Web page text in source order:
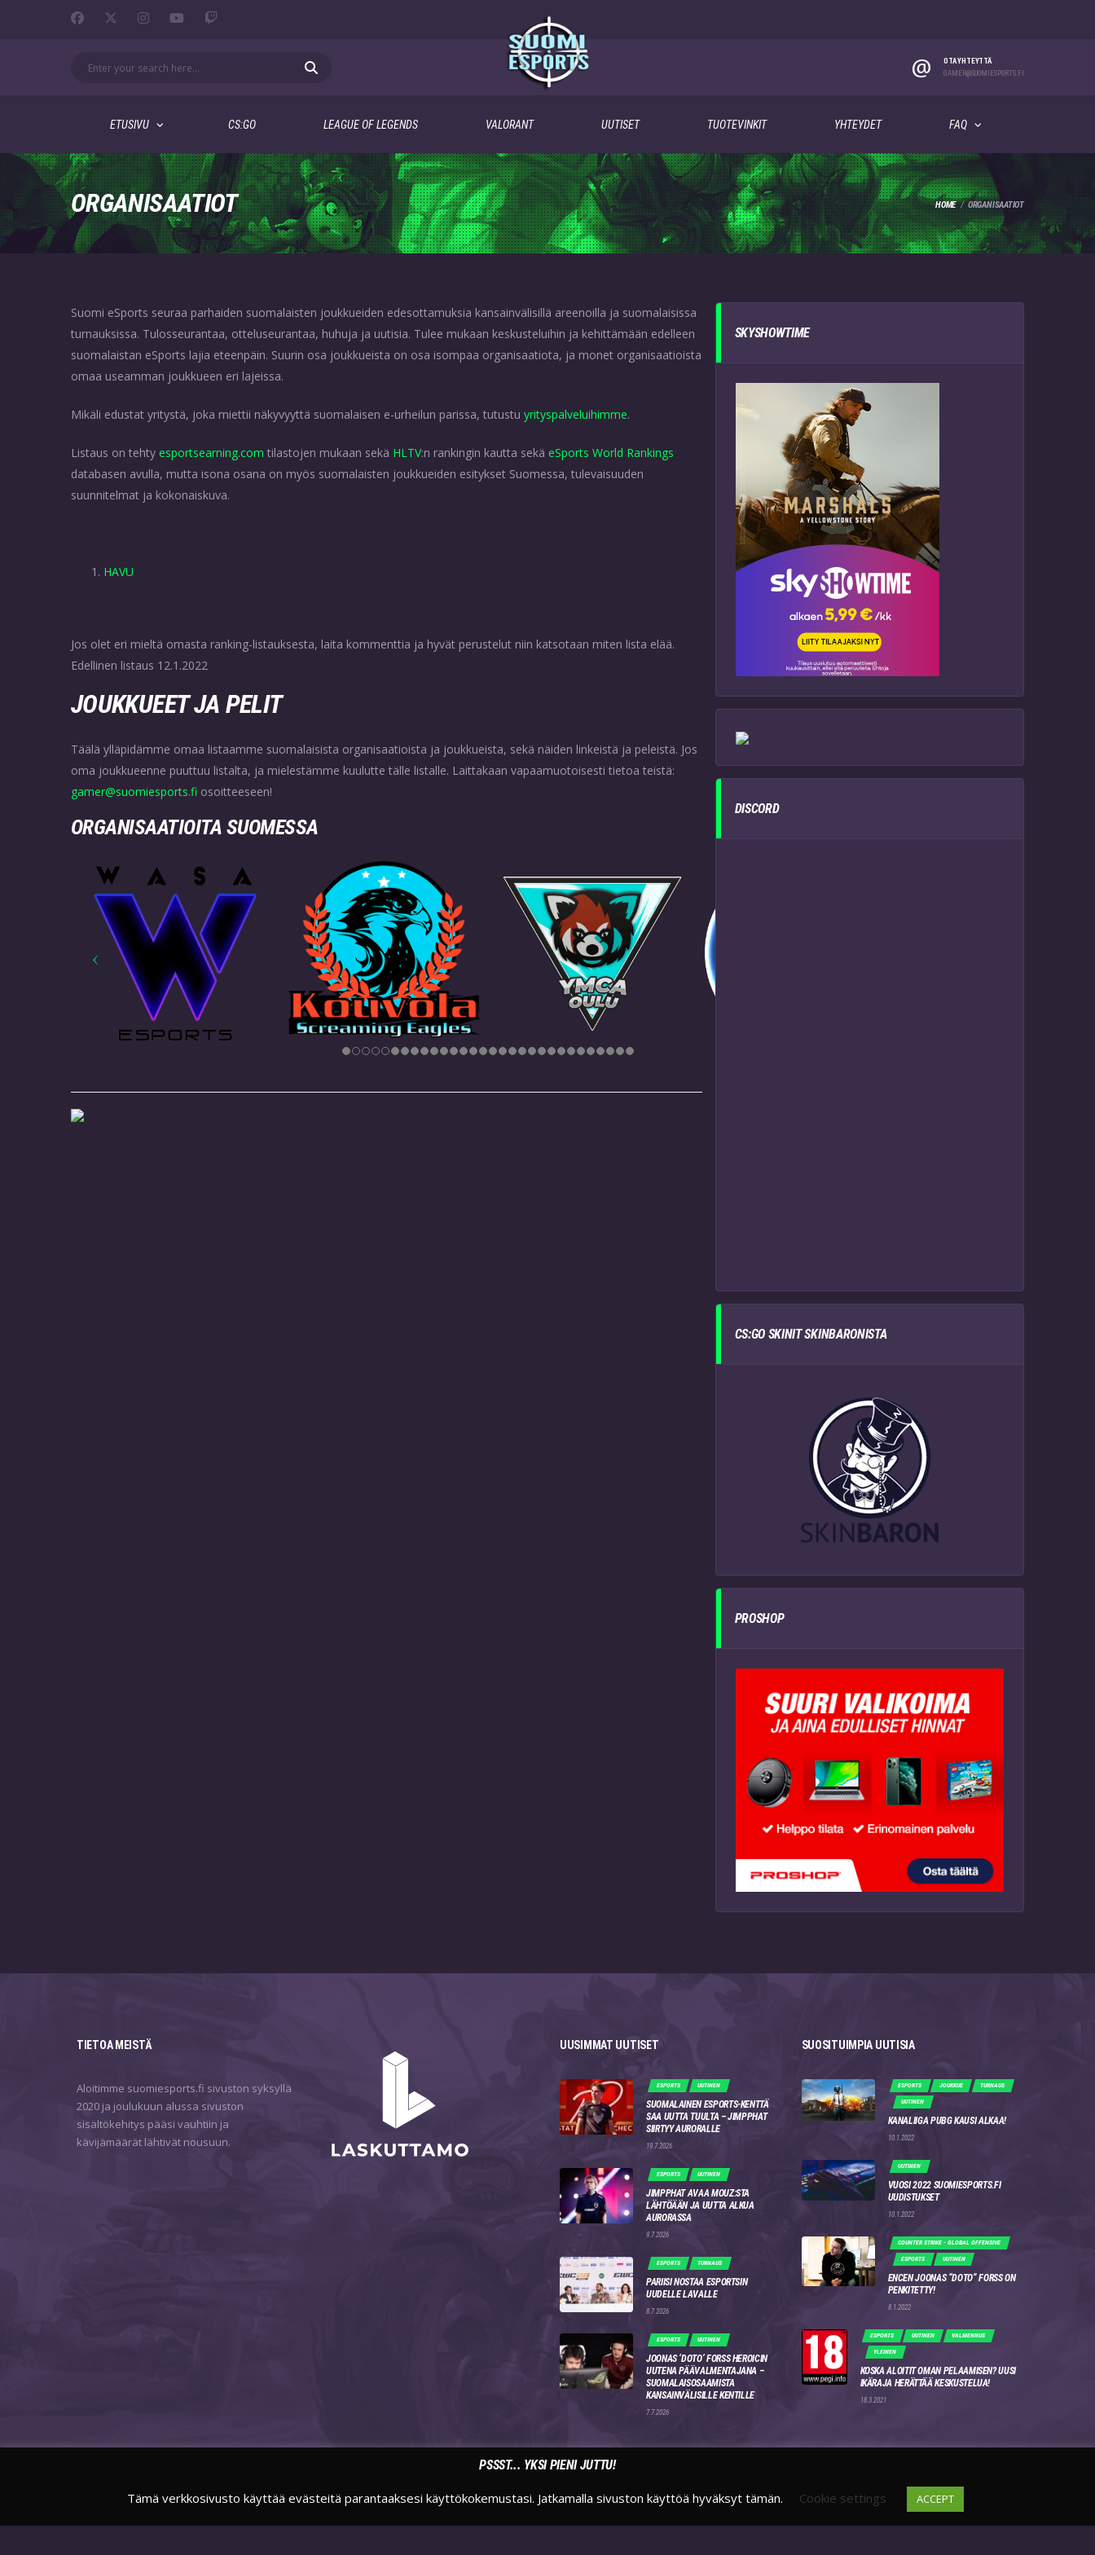
@
OTA YHTEYTTÄ
GAMER@SUOMIESPORTS.FI
ETUSIVU CS:GO LEAGUE OF LEGENDS VALORANT UUTISET TUOTEVINKIT YHTEYDET FAQ
ORGANISAATIOT HOME ORGANISAATIOT
Suomi eSports seuraa parhaiden suomalaisten joukkueiden edesottamuksia kansainvälisillä areenoilla ja suomalaisissa
turnauksissa. Tulosseurantaa, otteluseurantaa, huhuja ja uutisia. Tulee mukaan keskusteluihin ja kehittämään edelleen
suomalaistan eSports lajia eteenpäin. Suurin osa joukkueista on osa isompaa organisaatiota, ja monet organisaatioista
omaa useamman joukkueen eri lajeissa.
Mikäli edustat yritystä, joka miettii näkyvyyttä suomalaisen e-urheilun parissa, tutustu yrityspalveluihimme.
Listaus on tehty esportsearning.com tilastojen mukaan sekä HLTV:n rankingin kautta sekä eSports World Rankings
databasen avulla, mutta isona osana on myös suomalaisten joukkueiden esitykset Suomessa, tulevaisuuden
suunnitelmat ja kokonaiskuva.
HAVU
Jos olet eri mieltä omasta ranking-listauksesta, laita kommenttia ja hyvät perustelut niin katsotaan miten lista elää.
Edellinen listaus 12.1.2022
JOUKKUEET JA PELIT
Täälä ylläpidämme omaa listaamme suomalaisista organisaatioista ja joukkueista, sekä näiden linkeistä ja peleistä. Jos
oma joukkueenne puuttuu listalta, ja mielestämme kuulutte tälle listalle. Laittakaan vapaamuotoisesti tietoa teistä:
gamer@suomiesports.fi osoitteeseen!
ORGANISAATIOITA SUOMESSA
SKYSHOWTIME
DISCORD
CS:GO SKINIT SKINBARONISTA
PROSHOP
TIETOA MEISTÄ
Aloitimme suomiesports.fi sivuston syksyllä
2020 ja joulukuun alussa sivuston
sisältökehitys pääsi vauhtiin ja
kävijämäärät lähtivät nousuun.
UUSIMMAT UUTISET
ESPORTS UUTINEN
SUOMALAINEN ESPORTS-KENTTÄ
SAA UUTTA TUULTA – JIMPPHAT
SIIRTYY AURORALLE
19.7.2026
ESPORTS UUTINEN
JIMPPHAT AVAA MOUZ:STA
LÄHTÖÄÄN JA UUTTA ALKUA
AURORASSA
9.7.2026
ESPORTS TURNAUS
PARIISI NOSTAA ESPORTSIN
UUDELLE LAVALLE
8.7.2026
ESPORTS UUTINEN
JOONAS ‘DOTO’ FORSS HEROICIN
UUTENA PÄÄVALMENTAJANA –
SUOMALAISOSAAMISTA
KANSAINVÄLISILLE KENTILLE
7.7.2026
SUOSITUIMPIA UUTISIA
ESPORTS JOUKKUE TURNAUS
UUTINEN
KANALIIGA PUBG KAUSI ALKAA!
10.1.2022
UUTINEN
VUOSI 2022 SUOMIESPORTS.FI
UUDISTUKSET
10.1.2022
COUNTER STRIKE - GLOBAL OFFENSIVE
ESPORTS UUTINEN
ENCEN JOONAS “DOTO” FORSS ON
PENKITETTY!
8.1.2022
ESPORTS UUTINEN VALMENNUS
YLEINEN
KOSKA ALOITIT OMAN PELAAMISEN? UUSI
IKÄRAJA HERÄTTÄÄ KESKUSTELUA!
18.3.2021
FACEBOOK TWITTER INSTAGRAM TWITCH DISCORD
PSSST... YKSI PIENI JUTTU!
Tämä verkkosivusto käyttää evästeitä parantaaksesi käyttökokemustasi. Jatkamalla sivuston käyttöä hyväksyt tämän. Cookie settings ACCEPT